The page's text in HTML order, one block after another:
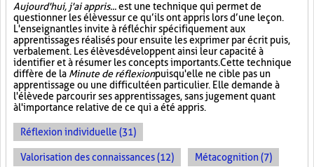
Aujourd'hui, j'ai appris...est une technique qui permet de
questionner les élèves sur ce qu’ils ont appris lors d’une leçon.
L'enseignant les invite à réfléchir spécifiquement aux
apprentissages réalisés pour ensuite les exprimer par écrit puis,
verbalement. Les élèves développent ainsi leur capacité à
identifier et à résumer les concepts importants. Cette technique
diffère de la Minute de réflexionpuisqu'elle ne cible pas un
apprentissage ou une difficulté en particulier. Elle demande à
l'élève de parcourir ses apprentissages, sans jugement quant
à l'importance relative de ce qui a été appris.
Réflexion individuelle (31)
Valorisation des connaissances (12) Métacognition (7)